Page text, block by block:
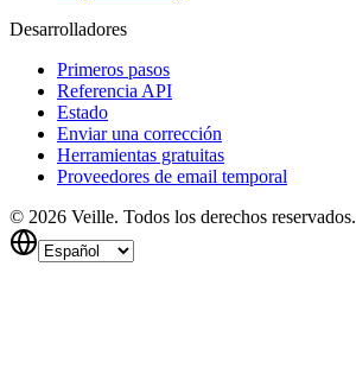
Desarrolladores
Primeros pasos
Referencia API
Estado
Enviar una corrección
Herramientas gratuitas
Proveedores de email temporal
© 2026 Veille. Todos los derechos reservados.